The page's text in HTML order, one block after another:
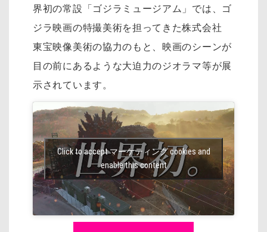
界初の常設「ゴジラミュージアム」では、ゴ
ジラ映画の特撮美術を担ってきた株式会社
東宝映像美術の協力のもと、映画のシーンが
目の前にあるような大迫力のジオラマ等が展
示されています。
Click to accept マーケティング cookies and
enable this content